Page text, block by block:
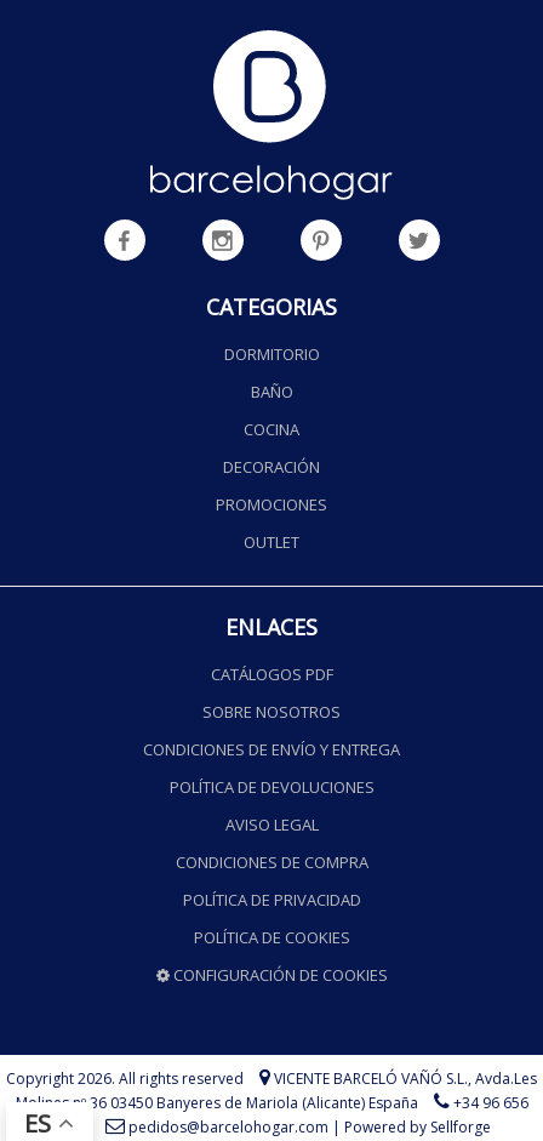
CATEGORIAS
DORMITORIO
BAÑO
COCINA
DECORACIÓN
PROMOCIONES
OUTLET
ENLACES
CATÁLOGOS PDF
SOBRE NOSOTROS
CONDICIONES DE ENVÍO Y ENTREGA
POLÍTICA DE DEVOLUCIONES
AVISO LEGAL
CONDICIONES DE COMPRA
POLÍTICA DE PRIVACIDAD
POLÍTICA DE COOKIES
CONFIGURACIÓN DE COOKIES
Copyright 2026. All rights reserved VICENTE BARCELÓ VAÑÓ S.L.,Avda.Les
Molines nº 36 03450 Banyeres de Mariola (Alicante) España
+34 96 656
73 75
pedidos@barcelohogar.com | Powered by Sellforge
ES